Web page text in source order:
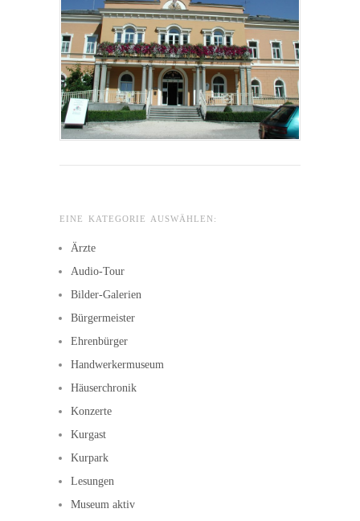
EINE KATEGORIE AUSWÄHLEN:
Ärzte
Audio-Tour
Bilder-Galerien
Bürgermeister
Ehrenbürger
Handwerkermuseum
Häuserchronik
Konzerte
Kurgast
Kurpark
Lesungen
Museum aktiv